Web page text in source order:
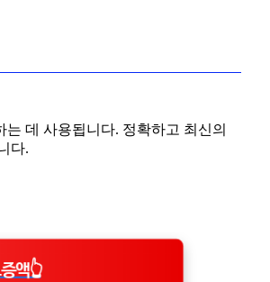
데 사용됩니다. 정확하고 최신의
다.
액👆